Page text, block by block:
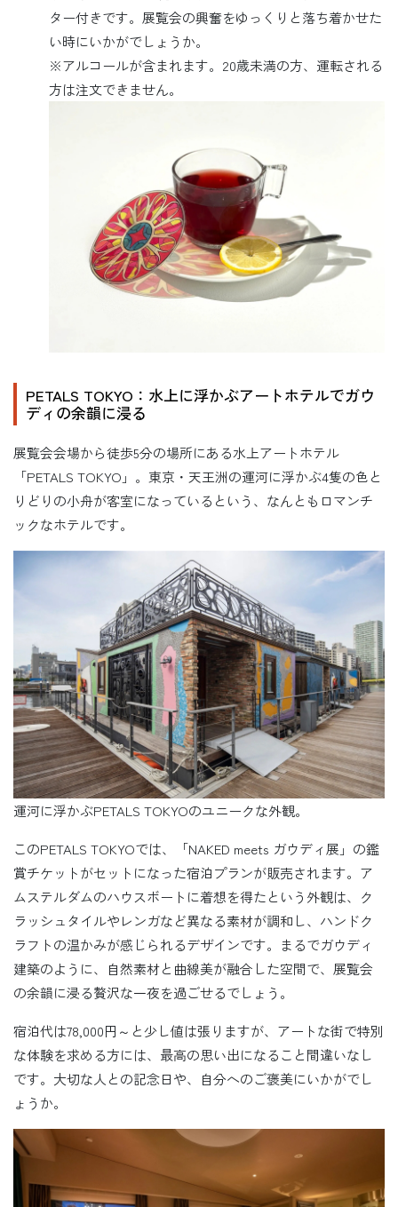
ター付きです。展覧会の興奮をゆっくりと落ち着かせた
い時にいかがでしょうか。
※アルコールが含まれます。20歳未満の方、運転される
方は注文できません。
PETALS TOKYO：水上に浮かぶアートホテルでガウ
ディの余韻に浸る
展覧会会場から徒歩5分の場所にある水上アートホテル
「PETALS TOKYO」。東京・天王洲の運河に浮かぶ4隻の色と
りどりの小舟が客室になっているという、なんともロマンチ
ックなホテルです。
運河に浮かぶPETALS TOKYOのユニークな外観。
このPETALS TOKYOでは、「NAKED meets ガウディ展」の鑑
賞チケットがセットになった宿泊プランが販売されます。ア
ムステルダムのハウスボートに着想を得たという外観は、ク
ラッシュタイルやレンガなど異なる素材が調和し、ハンドク
ラフトの温かみが感じられるデザインです。まるでガウディ
建築のように、自然素材と曲線美が融合した空間で、展覧会
の余韻に浸る贅沢な一夜を過ごせるでしょう。
宿泊代は78,000円～と少し値は張りますが、アートな街で特別
な体験を求める方には、最高の思い出になること間違いなし
です。大切な人との記念日や、自分へのご褒美にいかがでし
ょうか。